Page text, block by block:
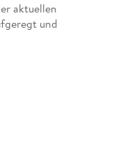
aktuellen
und